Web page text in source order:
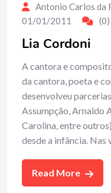
Antonio Carlos da
01/01/2011
(0)
Lia Cordoni
A cantora e
da cantora, poeta e
desenvolveu
Assumpção, Arnaldo
Carolina, entre
desde a infância. Nas
Read More